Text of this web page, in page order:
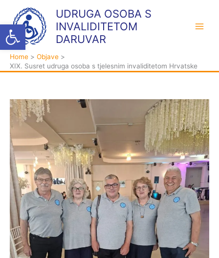
Open toolbar
content
UDRUGA OSOBA S
INVALIDITETOM
DARUVAR
Home
Objave
XIX. Susret udruga osoba s tjelesnim invaliditetom Hrvatske
t
e
g
o
i
e
h
i
v
a